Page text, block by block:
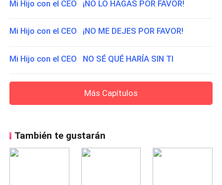
Mi Hijo con el CEO ¡NO LO HAGAS POR FAVOR!
Mi Hijo con el CEO ¡NO ME DEJES POR FAVOR!
Mi Hijo con el CEO NO SÉ QUÉ HARÍA SIN TI
Más Capítulos
También te gustarán